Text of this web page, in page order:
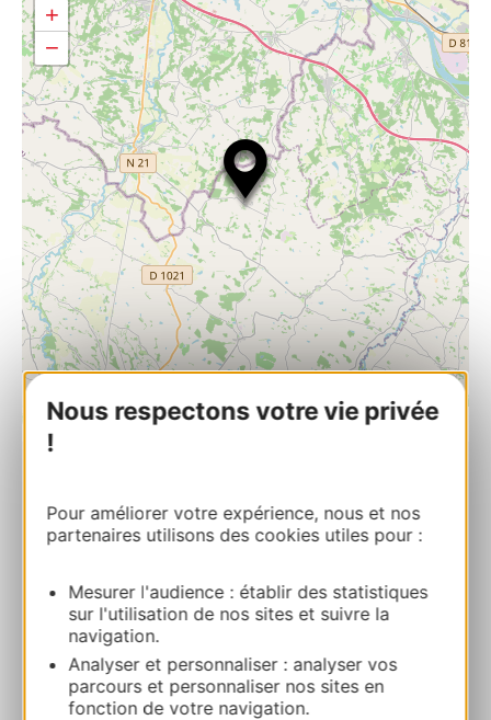
Nous respectons votre vie privée
!
Pour améliorer votre expérience, nous et nos
partenaires utilisons des cookies utiles pour :
Mesurer l'audience : établir des statistiques
sur l'utilisation de nos sites et suivre la
navigation.
Analyser et personnaliser : analyser vos
parcours et personnaliser nos sites en
fonction de votre navigation.
+
−
Leaflet| Map data ©OpenStreetMap contributors
32340 GIMBREDE
05 62 68 83 83
E-mail